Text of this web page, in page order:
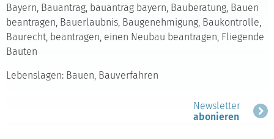
Bayern, Bauantrag, bauantrag bayern, Bauberatung, Bauen
beantragen, Bauerlaubnis, Baugenehmigung, Baukontrolle,
Baurecht, beantragen, einen Neubau beantragen, Fliegende
Bauten
Lebenslagen: Bauen, Bauverfahren
Newsletter
abonieren